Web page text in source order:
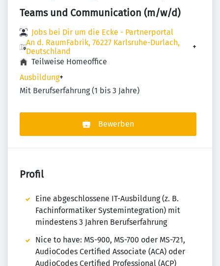
Teams und Communication (m/w/d)
Jobs bei Dir um die Ecke - Partnerportal
An d. RaumFabrik, 76227 Karlsruhe-Durlach,
Deutschland
+
Teilweise Homeoffice
Ausbildung+
Mit Berufserfahrung (1 bis 3 Jahre)
Bewerben
Profil
Eine abgeschlossene IT-Ausbildung (z. B.
Fachinformatiker Systemintegration) mit
mindestens 3 Jahren Berufserfahrung
Nice to have: MS-900, MS-700 oder MS-721,
AudioCodes Certified Associate (ACA) oder
AudioCodes Certified Professional (ACP)